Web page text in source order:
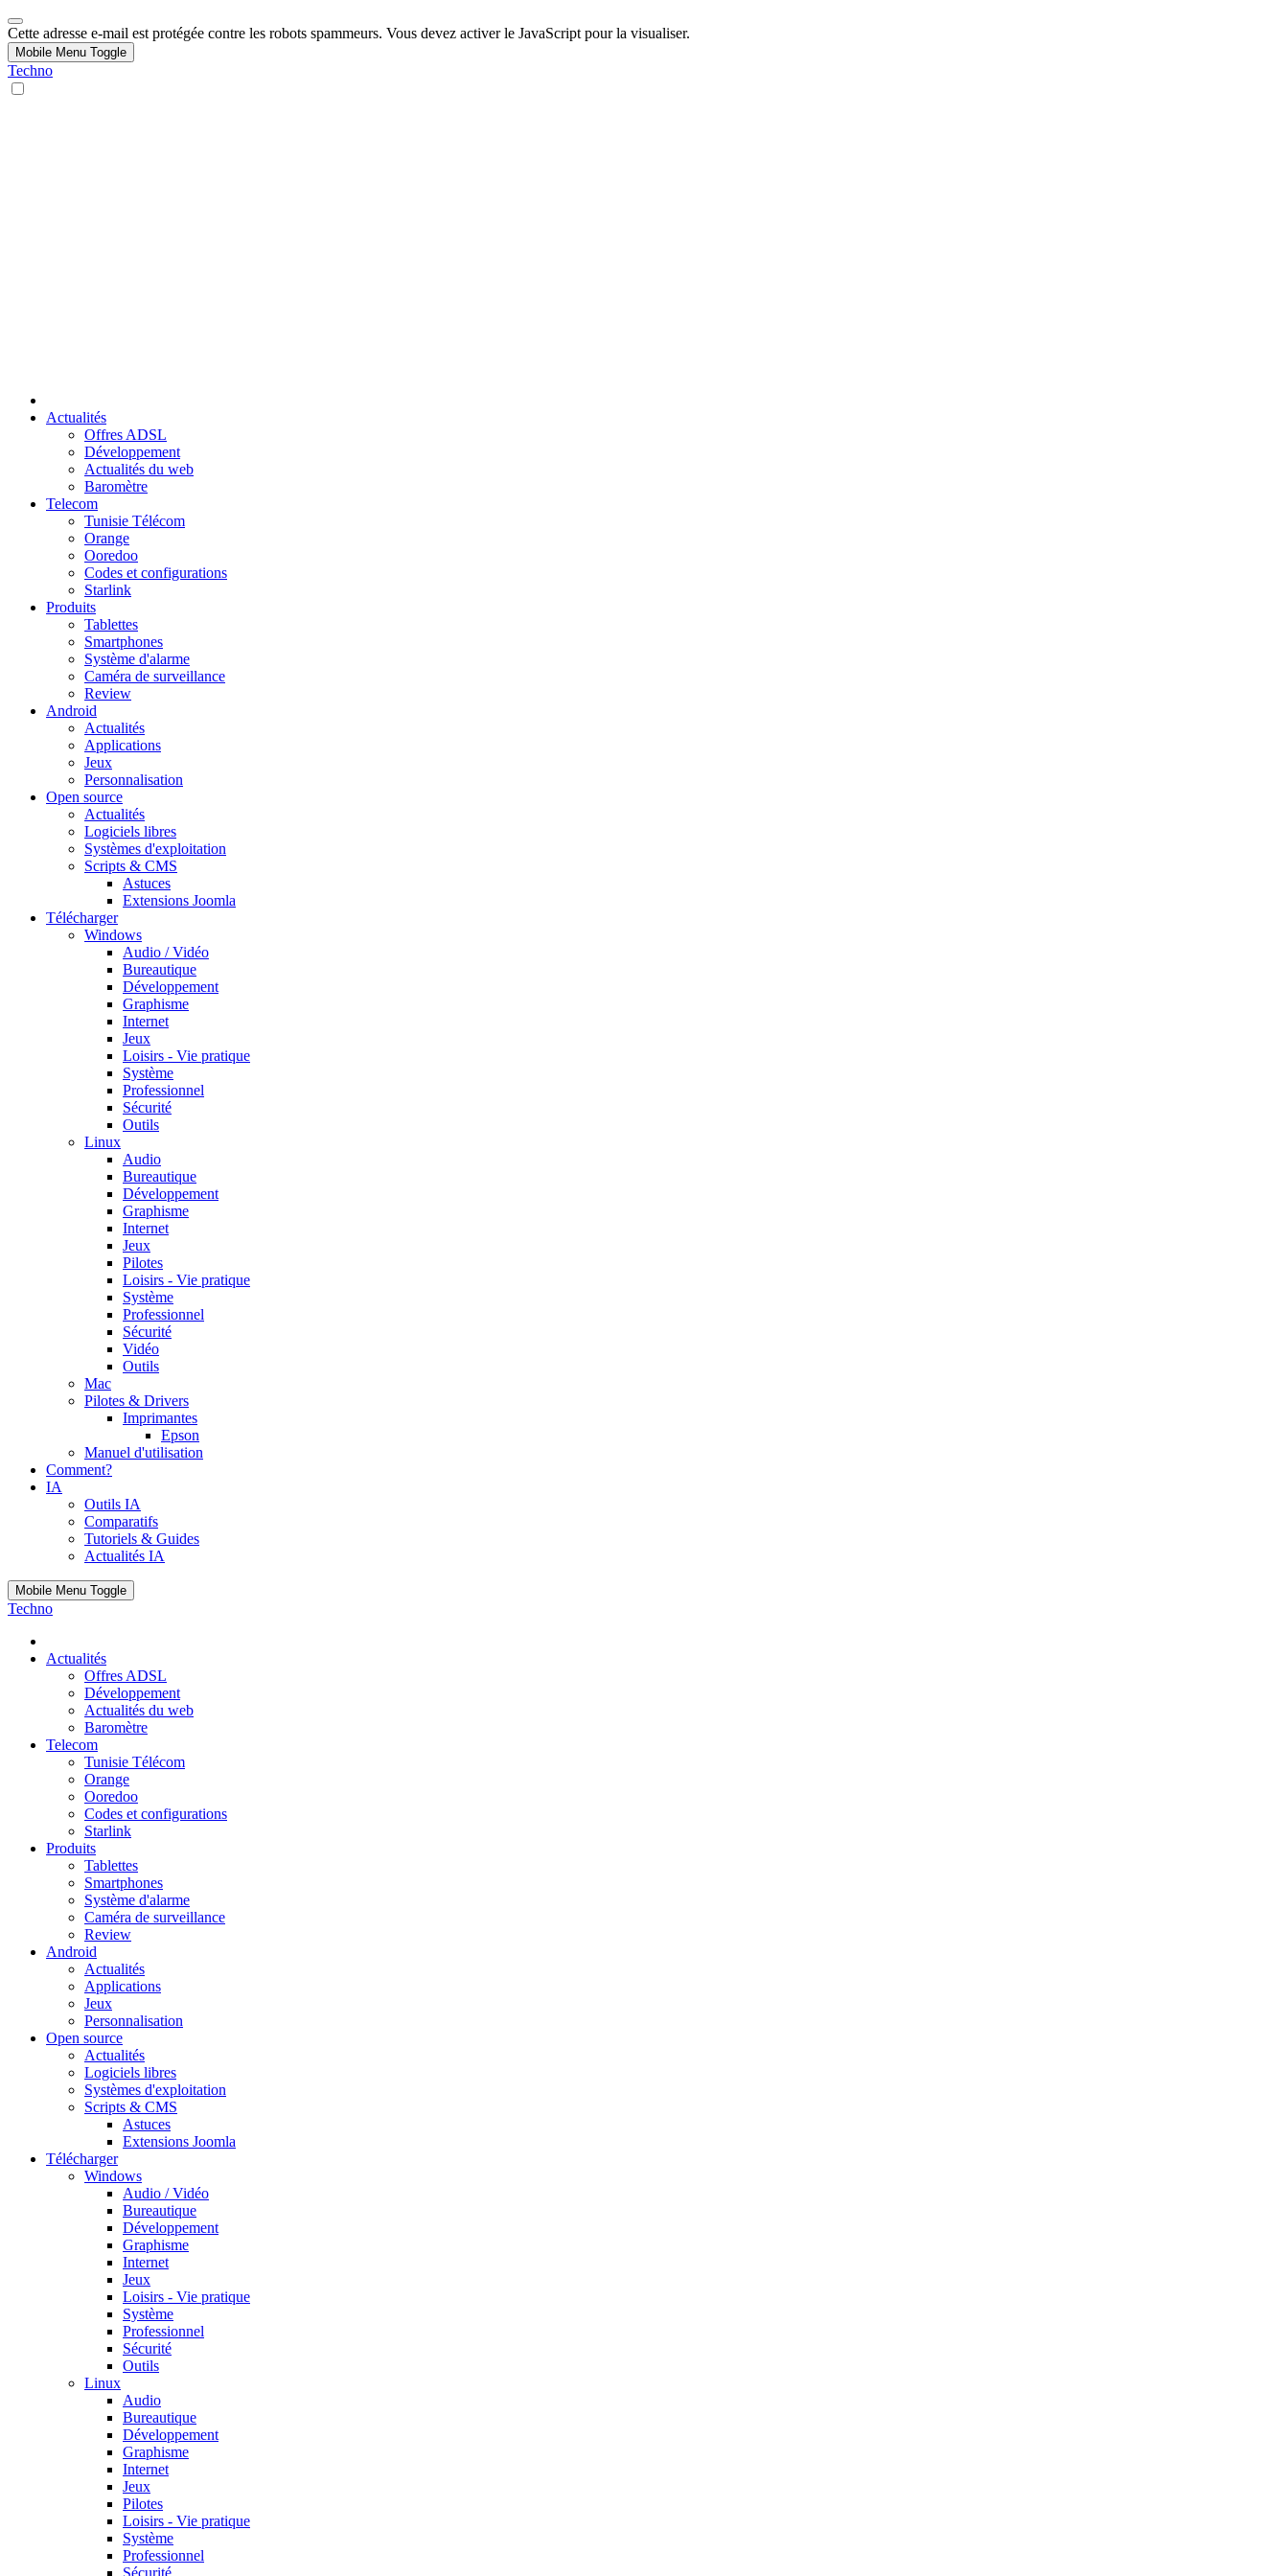
Cette adresse e-mail est protégée contre les robots spammeurs. Vous devez activer le JavaScript pour la visualiser.
Mobile Menu Toggle
Techno
Actualités
Offres ADSL
Développement
Actualités du web
Baromètre
Telecom
Tunisie Télécom
Orange
Ooredoo
Codes et configurations
Starlink
Produits
Tablettes
Smartphones
Système d'alarme
Caméra de surveillance
Review
Android
Actualités
Applications
Jeux
Personnalisation
Open source
Actualités
Logiciels libres
Systèmes d'exploitation
Scripts & CMS
Astuces
Extensions Joomla
Télécharger
Windows
Audio / Vidéo
Bureautique
Développement
Graphisme
Internet
Jeux
Loisirs - Vie pratique
Système
Professionnel
Sécurité
Outils
Linux
Audio
Bureautique
Développement
Graphisme
Internet
Jeux
Pilotes
Loisirs - Vie pratique
Système
Professionnel
Sécurité
Vidéo
Outils
Mac
Pilotes & Drivers
Imprimantes
Epson
Manuel d'utilisation
Comment?
IA
Outils IA
Comparatifs
Tutoriels & Guides
Actualités IA
Mobile Menu Toggle
Techno
Actualités
Offres ADSL
Développement
Actualités du web
Baromètre
Telecom
Tunisie Télécom
Orange
Ooredoo
Codes et configurations
Starlink
Produits
Tablettes
Smartphones
Système d'alarme
Caméra de surveillance
Review
Android
Actualités
Applications
Jeux
Personnalisation
Open source
Actualités
Logiciels libres
Systèmes d'exploitation
Scripts & CMS
Astuces
Extensions Joomla
Télécharger
Windows
Audio / Vidéo
Bureautique
Développement
Graphisme
Internet
Jeux
Loisirs - Vie pratique
Système
Professionnel
Sécurité
Outils
Linux
Audio
Bureautique
Développement
Graphisme
Internet
Jeux
Pilotes
Loisirs - Vie pratique
Système
Professionnel
Sécurité